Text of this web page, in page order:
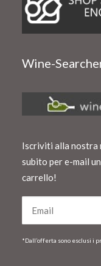
Wine-
Iscriviti alla nostra
subito per e-mail
carrello!
*Dall’offerta sono esclusi i